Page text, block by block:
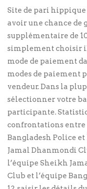
Site de pari hippique
avoir une chance de
supplémentaire de
simplement choisir
mode de paiement
modes de paiement
vendeur. Dans la
sélectionner votre
participante.
confrontations entre
Bangladesh Police
Jamal Dhanmondi
l’équipe Sheikh
Club et l’équipe